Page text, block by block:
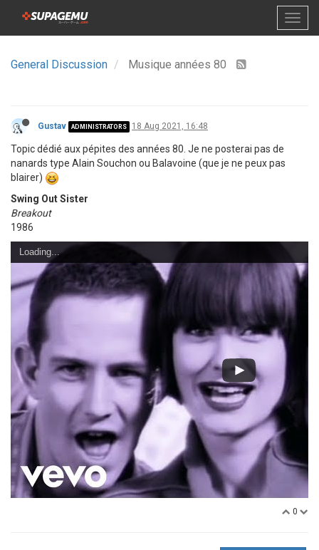
General Discussion Musique années 80
Gustav ADMINISTRATORS 18 Aug 2021, 16:48
Topic dédié aux pépites des années 80. Je ne posterai pas de
nanards type Alain Souchon ou Balavoine (que je ne peux pas
blairer)
Swing Out Sister
Breakout
1986
Loading...
0